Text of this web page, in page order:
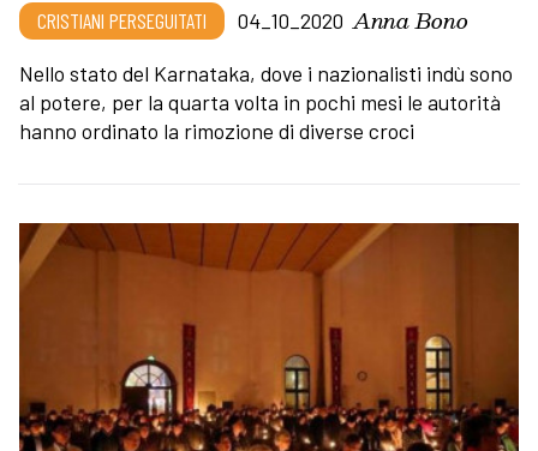
CRISTIANI PERSEGUITATI 04_10_2020 Anna Bono
Nello stato del Karnataka, dove i nazionalisti indù sono
al potere, per la quarta volta in pochi mesi le autorità
hanno ordinato la rimozione di diverse croci